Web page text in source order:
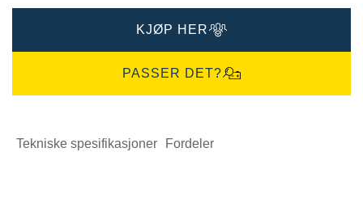
KJØP HER
PASSER DET?
Tekniske spesifikasjoner Fordeler